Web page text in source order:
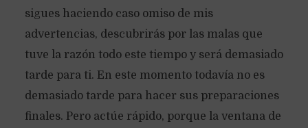
sigues haciendo caso omiso de mis
advertencias, descubrirás por las malas que
tuve la razón todo este tiempo y será demasiado
tarde para ti. En este momento todavía no es
demasiado tarde para hacer sus preparaciones
finales. Pero actúe rápido, porque la ventana de